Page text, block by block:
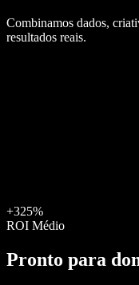
Combinamos dados,
resultados reais.
+325%
ROI Médio
Pronto para